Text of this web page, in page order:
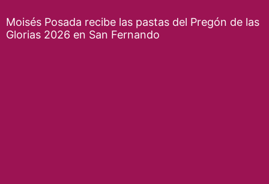
Moisés Posada recibe las pastas del Pregón de las
Glorias 2026 en San Fernando